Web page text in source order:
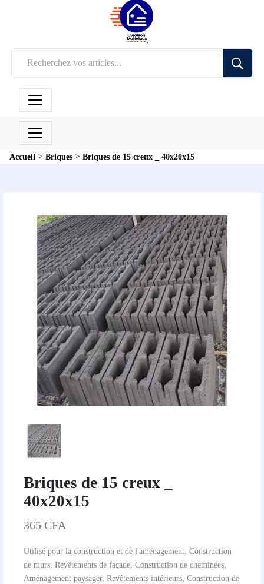
Accueil > Briques > Briques de 15 creux _ 40x20x15
Briques de 15 creux _
40x20x15
365 CFA
Utilisé pour la construction et de l'aménagement. Construction
de murs, Revêtements de façade, Construction de cheminées,
Aménagement paysager, Revêtements intérieurs, Construction de